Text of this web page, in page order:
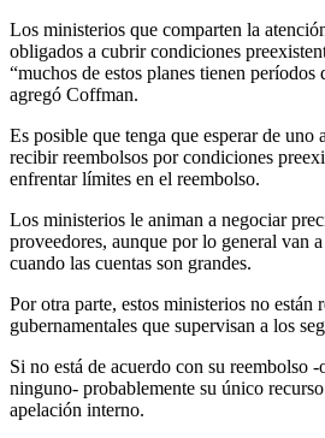
Los ministerios que comparten la
obligados a cubrir condiciones
“muchos de estos planes tienen períodos
agregó Coffman.
Es posible que tenga que esperar de uno
recibir reembolsos por condiciones
enfrentar límites en el reembolso.
Los ministerios le animan a negociar
proveedores, aunque por lo general van
cuando las cuentas son grandes.
Por otra parte, estos ministerios no están
gubernamentales que supervisan a los
Si no está de acuerdo con su reembolso
ninguno- probablemente su único
apelación interno.